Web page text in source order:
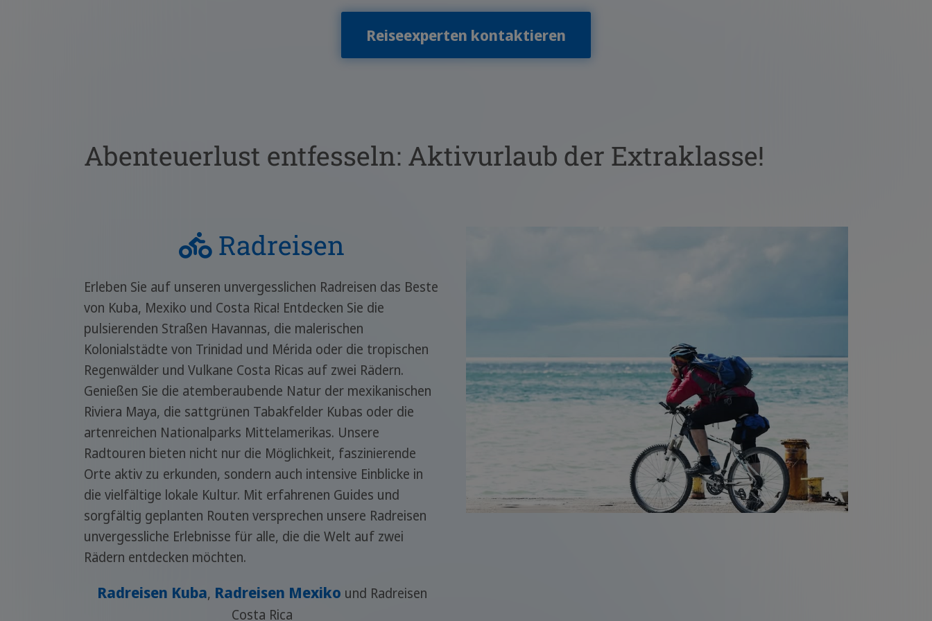
Reiseexperten kontaktieren
Abenteuerlust entfesseln: Aktivurlaub der Extraklasse!
Radreisen
Erleben Sie auf unseren unvergesslichen Radreisen das Beste
von Kuba, Mexiko und Costa Rica! Entdecken Sie die
pulsierenden Straßen Havannas, die malerischen
Kolonialstädte von Trinidad und Mérida oder die tropischen
Regenwälder und Vulkane Costa Ricas auf zwei Rädern.
Genießen Sie die atemberaubende Natur der mexikanischen
Riviera Maya, die sattgrünen Tabakfelder Kubas oder die
artenreichen Nationalparks Mittelamerikas. Unsere
Radtouren bieten nicht nur die Möglichkeit, faszinierende
Orte aktiv zu erkunden, sondern auch intensive Einblicke in
die vielfältige lokale Kultur. Mit erfahrenen Guides und
sorgfältig geplanten Routen versprechen unsere Radreisen
unvergessliche Erlebnisse für alle, die die Welt auf zwei
Rädern entdecken möchten.
Radreisen Kuba, Radreisen Mexiko und Radreisen
Costa Rica